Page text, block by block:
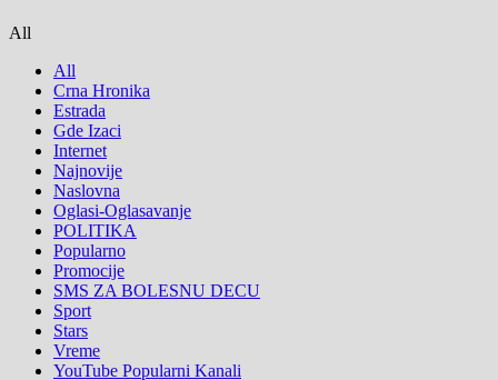
All
All
Crna Hronika
Estrada
Gde Izaci
Internet
Najnovije
Naslovna
Oglasi-Oglasavanje
POLITIKA
Popularno
Promocije
SMS ZA BOLESNU DECU
Sport
Stars
Vreme
YouTube Popularni Kanali